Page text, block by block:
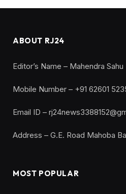
ABOUT RJ24
Editor’s Name – Mahendra Sahu
Mobile Number – +91 62601
Email ID –
Address – G.E. Road Mahoba
MOST POPULAR